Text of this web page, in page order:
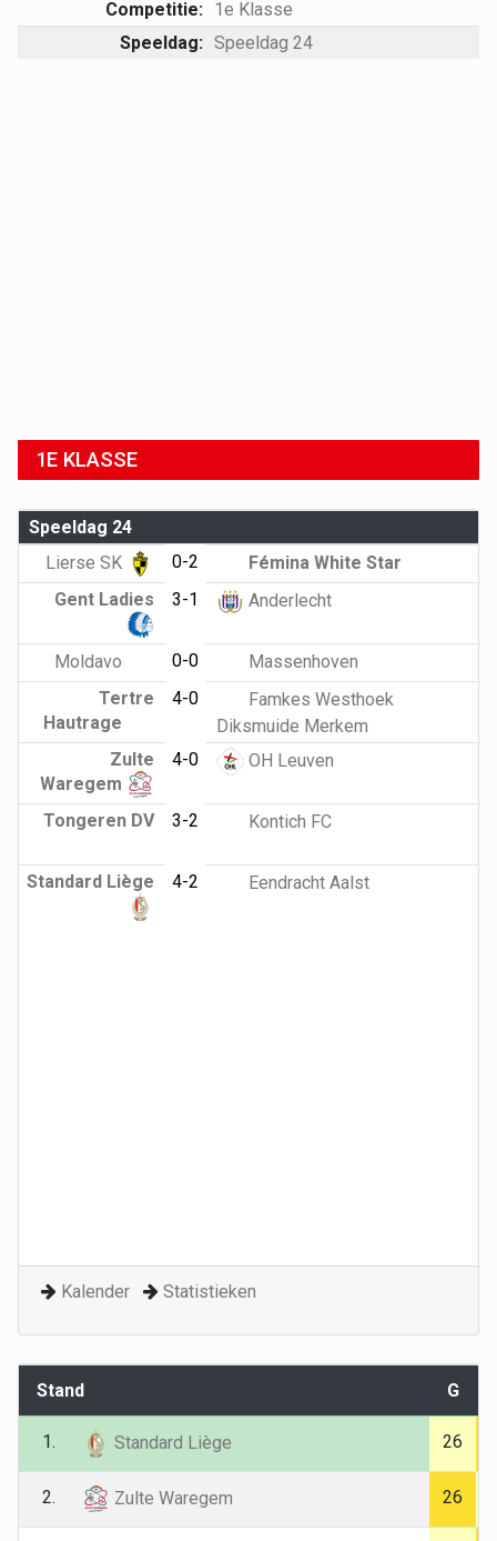
Competitie: 1e Klasse
Speeldag: Speeldag 24
1E KLASSE
Speeldag 24
Lierse SK
0-2
Fémina White Star
Gent Ladies
3-1 Anderlecht
Moldavo 0-0
Massenhoven
Tertre
Hautrage
4-0
Famkes Westhoek
Diksmuide Merkem
Zulte
Waregem
4-0 OH Leuven
Tongeren DV 3-2 Kontich FC
Standard Liège 4-2 Eendracht Aalst
Kalender Statistieken
Stand G
1. Standard Liège 26
2. Zulte Waregem 26